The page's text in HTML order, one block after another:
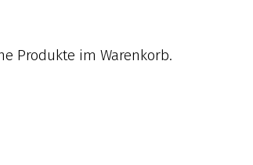
Produkte im Warenkorb.